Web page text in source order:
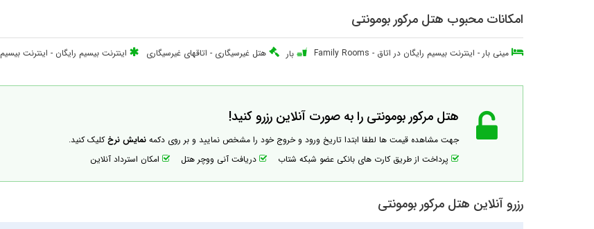
امکانات محبوب هتل مرکور بومونتی
مینی بار - اینترنت بیسیم رایگان در اتاق -
Family Rooms بار هتل غیرسیگاری - اتاقهای غیرسیگاری اینترنت بیسیم رایگان - اینترنت بیسیم
هتل مرکور بومونتی را به صورت آنلاین رزرو کنید!
جهت مشاهده قیمت ها لطفا ابتدا تاریخ ورود و خروج خود را مشخص نمایید و بر روی دکمه نمایش نرخکلیک کنید.
پرداخت از طریق کارت های بانکی عضو شبکه شتاب
دریافت آنی ووچر هتل امکان استرداد آنلاین
رزرو آنلاین هتل مرکور بومونتی